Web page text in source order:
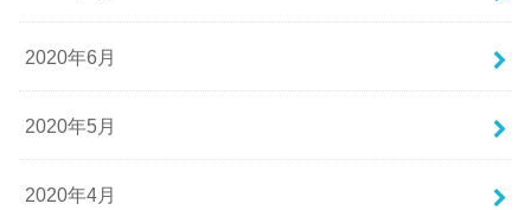
2020年6月
2020年5月
2020年4月